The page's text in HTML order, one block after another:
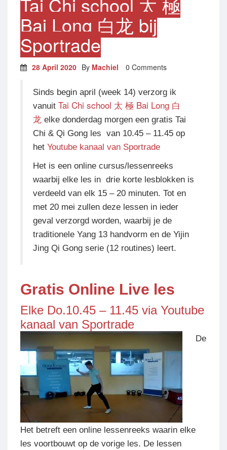
Bai Long 白龙 bij
Sportrade
28 April 2020 By Machiel 0 Comments
Sinds begin april (week 14) verzorg ik
vanuit Tai Chi school 太 極 Bai Long 白
龙 elke donderdag morgen een gratis Tai
Chi & Qi Gong les van 10.45 – 11.45 op
het Youtube kanaal van Sportrade
Het is een online cursus/lessenreeks
waarbij elke les in drie korte lesblokken is
verdeeld van elk 15 – 20 minuten. Tot en
met 20 mei zullen deze lessen in ieder
geval verzorgd worden, waarbij je de
traditionele Yang 13 handvorm en de Yijin
Jing Qi Gong serie (12 routines) leert.
Gratis Online Live les
Elke Do.10.45 – 11.45 via Youtube
kanaal van Sportrade
De
Het betreft een online lessenreeks waarin elke
les voortbouwt op de vorige les. De lessen